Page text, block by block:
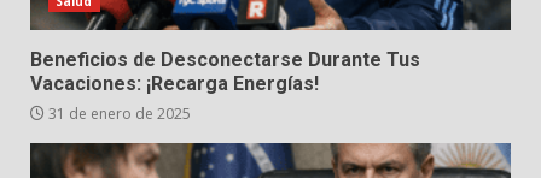
Beneficios de Desconectarse Durante Tus
Vacaciones: ¡Recarga Energías!
31 de enero de 2025